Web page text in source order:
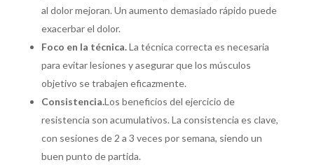
al dolor mejoran. Un aumento demasiado rápido puede
exacerbar el dolor.
Foco en la técnica.La técnica correcta es necesaria
para evitar lesiones y asegurar que los músculos
objetivo se trabajen eficazmente.
Consistencia.Los beneficios del ejercicio de
resistencia son acumulativos. La consistencia es clave,
con sesiones de 2 a 3 veces por semana, siendo un
buen punto de partida.